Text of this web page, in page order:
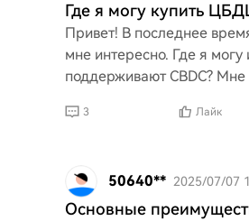
Где я могу купить
Привет! В последнее
мне интересно. Где я
поддерживают CBDC?
3 Лайк
50640** 2025/07/07
Основные